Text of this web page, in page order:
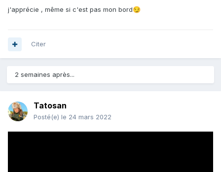
j'apprécie , même si c'est pas mon bord😏
Citer
2 semaines après...
Tatosan
Posté(e) le 24 mars 2022